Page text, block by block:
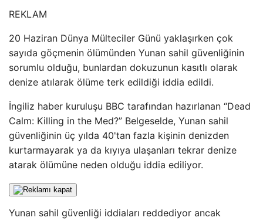
REKLAM
20 Haziran Dünya Mülteciler Günü yaklaşırken çok
sayıda göçmenin ölümünden Yunan sahil güvenliğinin
sorumlu olduğu, bunlardan dokuzunun kasıtlı olarak
denize atılarak ölüme terk edildiği iddia edildi.
İngiliz haber kuruluşu BBC tarafından hazırlanan “Dead
Calm: Killing in the Med?” Belgeselde, Yunan sahil
güvenliğinin üç yılda 40'tan fazla kişinin denizden
kurtarmayarak ya da kıyıya ulaşanları tekrar denize
atarak ölümüne neden olduğu iddia ediliyor.
Yunan sahil güvenliği iddiaları reddediyor ancak